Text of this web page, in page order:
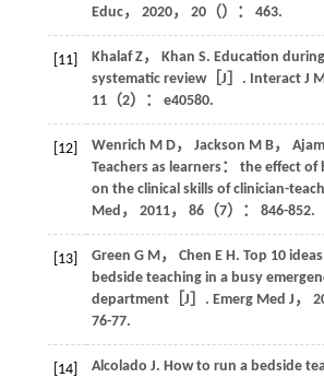
Educ， 2020， 20（）： 463.
[11] Khalaf Z， Khan S. Education
systematic review［J］. Interact J
11（2）： e40580.
[12] Wenrich M D， Jackson M B， Ajam
Teachers as learners： the effect of
on the clinical skills of clinician-
Med ， 2011， 86（7）： 846-852.
[13] Green G M ， Chen E H . Top 10
bedside teaching in a busy
department［J］. Emerg Med J ，
76-77.
[14] Alcolado J. How to run a bedside